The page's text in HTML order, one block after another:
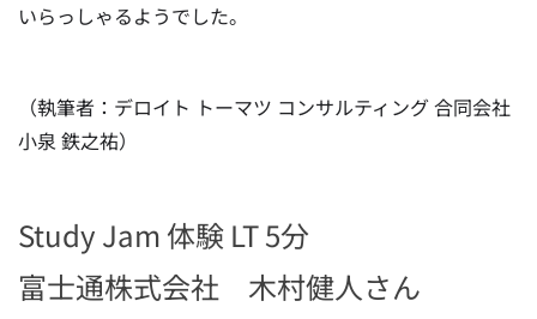
いらっしゃるようでした。
（執筆者：デロイト トーマツ コンサルティング 合同会社
小泉 鉄之祐）
Study Jam 体験 LT 5分
富士通株式会社 木村健人さん